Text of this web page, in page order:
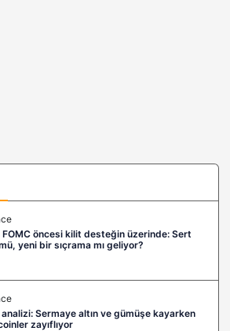
öncesi kilit desteğin üzerinde: Sert
yeni bir sıçrama mı geliyor?
Sermaye altın ve gümüşe kayarken
zayıflıyor